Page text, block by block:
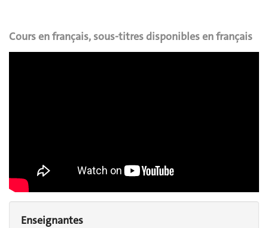
Cours en français, sous-titres disponibles en français
Enseignantes